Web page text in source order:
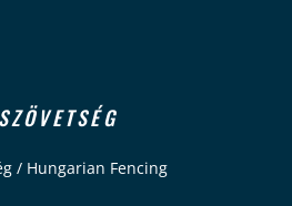
/ Hungarian Fencing